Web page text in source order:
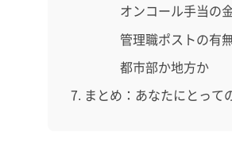
オンコール手当の
管理職ポストの有
都市部か地方か
まとめ：あなたにとって